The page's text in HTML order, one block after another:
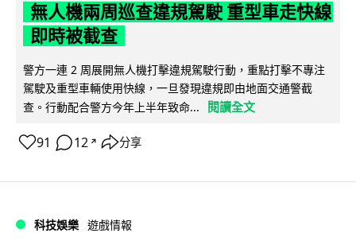
無人機兩周巡查違規駕駛 重型車走快線
即時被截查
警方一連 2 周展開無人機打擊違規駕駛行動，重點打擊不專注
駕駛及重型車輛使用快線，一旦發現違規即由地面交通警截
查。行動配合警方今年上半年致命...
閱讀全文
91 12 ↗ 分享
科技娛樂 遊戲情報